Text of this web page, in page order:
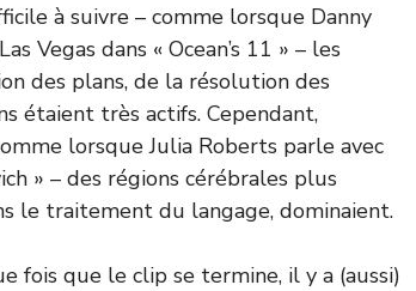
à suivre – comme lorsque Danny
Vegas dans « Ocean’s 11 » – les
des plans, de la résolution des
étaient très actifs. Cependant,
lorsque Julia Roberts parle avec
» – des régions cérébrales plus
le traitement du langage, dominaient.
fois que le clip se termine, il y a (aussi)